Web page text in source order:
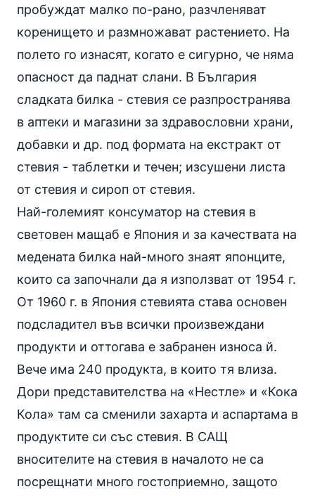
пробуждат малко по-рано, разчленяват
коренището и размножават растението. На
полето го изнасят, когато е сигурно, че няма
опасност да паднат слани. В България
сладката билка - стевия се разпространява
в аптеки и магазини за здравословни храни,
добавки и др. под формата на екстракт от
стевия - таблетки и течен; изсушени листа
от стевия и сироп от стевия.
Най-големият консуматор на стевия в
световен мащаб е Япония и за качествата на
медената билка най-много знаят японците,
които са започнали да я използват от 1954 г.
От 1960 г. в Япония стевията става основен
подсладител във всички произвеждани
продукти и оттогава е забранен износа й.
Вече има 240 продукта, в които тя влиза.
Дори представителства на «Нестле» и «Кока
Кола» там са сменили захарта и аспартама в
продуктите си със стевия. В САЩ
вносителите на стевия в началото не са
посрещнати много гостоприемно, защото